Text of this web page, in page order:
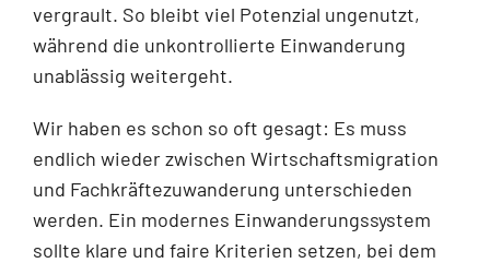
vergrault. So bleibt viel Potenzial ungenutzt,
während die unkontrollierte Einwanderung
unablässig weitergeht.
Wir haben es schon so oft gesagt: Es muss
endlich wieder zwischen Wirtschaftsmigration
und Fachkräftezuwanderung unterschieden
werden. Ein modernes Einwanderungssystem
sollte klare und faire Kriterien setzen, bei dem